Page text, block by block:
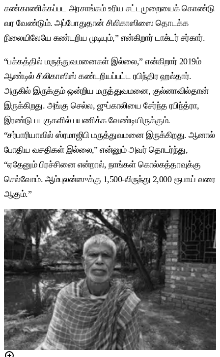
கண்காணிக்கப்பட அரசாங்கம் உரிய சட்டமுறையைக் கொண்டு
வர வேண்டும். அப்போதுதான் சிலிகாஸிஸை தொடக்க
நிலையிலேயே கண்டறிய முடியும்,” என்கிறார் டாக்டர் சர்கார்.
“பக்கத்தில் மருத்துவமனைகள் இல்லை,” என்கிறார் 2019ம்
ஆண்டில் சிலிகாஸிஸ் கண்டறியப்பட்ட ரபிந்திர ஹல்தார்.
அருகில் இருக்கும் ஒன்றிய மருத்துவமனை, குல்னாவில்தான்
இருக்கிறது. அங்கு செல்ல, ஜுப்காலியை சேர்ந்த ரபிந்த்ரா,
இரண்டு படகுகளில் பயணிக்க வேண்டியிருக்கும்.
“சர்பாரியாவில் ஸ்ரமாஜிபி மருத்துவமனை இருக்கிறது. ஆனால்
போதிய வசதிகள் இல்லை,” என்னும் அவர் தொடர்ந்து,
“ஏதேனும் பிரச்சினை என்றால், நாங்கள் கொல்கத்தாவுக்கு
செல்வோம். ஆம்புலன்ஸுக்கு 1,500-லிருந்து 2,000 ரூபாய் வரை
ஆகும்.”